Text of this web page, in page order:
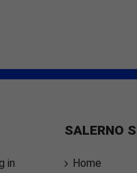
in
SALERNO
Home